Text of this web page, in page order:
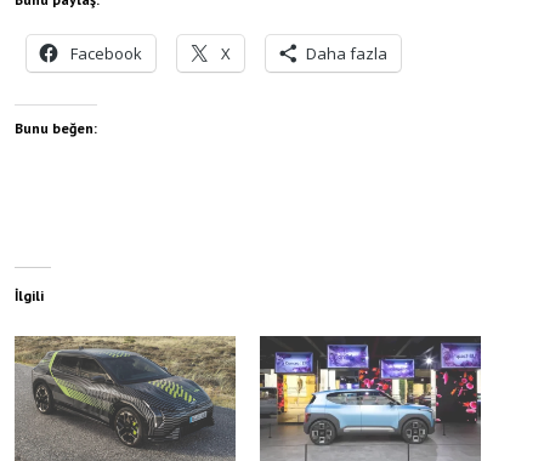
Facebook X Daha fazla
Bunu beğen:
İlgili